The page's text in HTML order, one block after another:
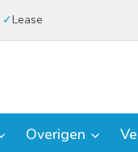
Lease
Overigen